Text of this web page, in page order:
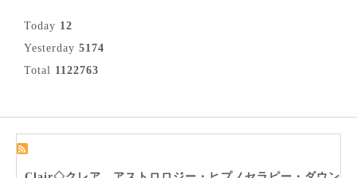
Today 12
Yesterday 5174
Total 1122763